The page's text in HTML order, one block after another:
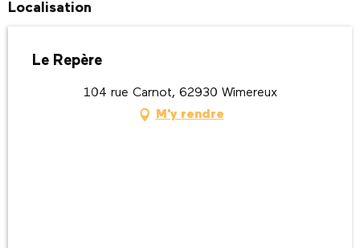
Localisation
Le Repère
104 rue Carnot, 62930 Wimereux
M'y rendre